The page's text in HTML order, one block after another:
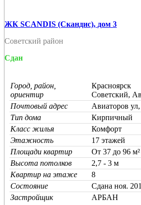
ЖК SCANDIS (Скандис), дом 3
Советский район
Сдан
Город, район,
ориентир
Красноярск
Советский,
Почтовый адрес
Авиаторов
Тип дома
Кирпичный
Класс жилья
Комфорт
Этажность
17 этажей
Площади квартир
От 37 до 96 м²
Высота потолков
2,7 - 3 м
Квартир на этаже
8
Состояние
Cдана ноя.
Застройщик
АРБАН